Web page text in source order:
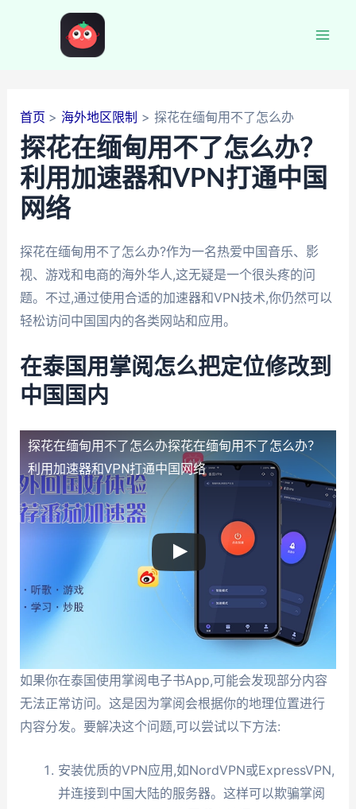
首页 海外地区限制 探花在缅甸用不了怎么办
探花在缅甸用不了怎么办？
利用加速器和VPN打通中国
网络
探花在缅甸用不了怎么办?作为一名热爱中国音乐、影
视、游戏和电商的海外华人,这无疑是一个很头疼的问
题。不过,通过使用合适的加速器和VPN技术,你仍然可以
轻松访问中国国内的各类网站和应用。
在泰国用掌阅怎么把定位修改到
中国国内
探花在缅甸用不了怎么办探花在缅甸用不了怎么办？
利用加速器和VPN打通中国网络
如果你在泰国使用掌阅电子书App,可能会发现部分内容
无法正常访问。这是因为掌阅会根据你的地理位置进行
内容分发。要解决这个问题,可以尝试以下方法:
安装优质的VPN应用,如NordVPN或ExpressVPN,
并连接到中国大陆的服务器。这样可以欺骗掌阅